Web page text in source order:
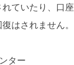
れていたり、口
はされません。
ター